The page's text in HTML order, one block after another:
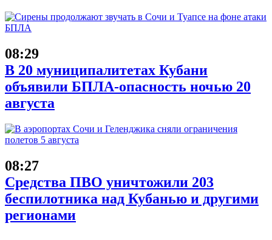
08:29
В 20 муниципалитетах Кубани
объявили БПЛА-опасность ночью 20
августа
08:27
Средства ПВО уничтожили 203
беспилотника над Кубанью и другими
регионами